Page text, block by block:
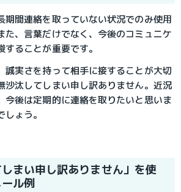
期間連絡を取っていない状況でのみ使用
た、言葉だけでなく、今後のコミュニケ
ることが重要です。
誠実さを持って相手に接することが大切
沙汰してしまい申し訳ありません。近況
今後は定期的に連絡を取りたいと思いま
ょう。
しまい申し訳ありません」を使
ル例